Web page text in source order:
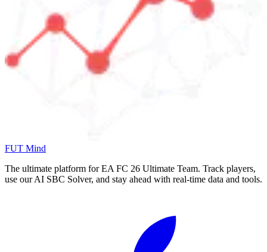
FUT Mind
The ultimate platform for EA FC 26 Ultimate Team. Track players,
use our AI SBC Solver, and stay ahead with real-time data and tools.